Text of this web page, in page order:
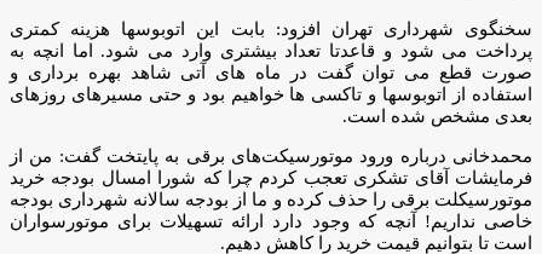
سخنگوی شهرداری تهران افزود: بابت این اتوبوسها هزینه کمتری
پرداخت می شود و قاعدتا تعداد بیشتری وارد می شود. اما انچه به
صورت قطع می توان گفت در ماه های آتی شاهد بهره برداری و
استفاده از اتوبوسها و تاکسی ها خواهیم بود و حتی مسیرهای روزهای
بعدی مشخص شده است.
محمدخانی درباره ورود موتورسیکت‌های برقی به پایتخت گفت: من از
فرمایشات آقای تشکری تعجب کردم چرا که شورا امسال بودجه خرید
موتورسیکلت برقی را حذف کرده و ما از بودجه سالانه شهرداری بودجه
خاصی نداریم! آنچه که وجود دارد ارائه تسهیلات برای موتورسواران
است تا بتوانیم قیمت خرید را کاهش دهیم.